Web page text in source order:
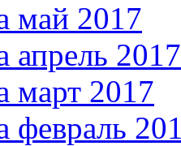
май 2017
апрель 2017
март 2017
февраль